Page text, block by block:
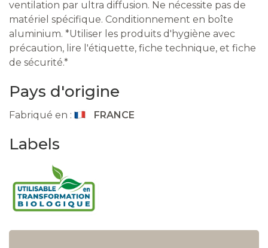
ventilation par ultra diffusion. Ne nécessite pas de
matériel spécifique. Conditionnement en boîte
aluminium. *Utiliser les produits d'hygiène avec
précaution, lire l'étiquette, fiche technique, et fiche
de sécurité.*
Pays d'origine
Fabriqué en : FRANCE
Labels